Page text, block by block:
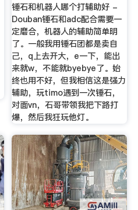
锤石和机器人哪个打辅助好 -
Douban锤石和adc配合需要一
定磨合，机器人的辅助简单明
了。一般我用锤石团都是卖自
己，q上去开大，e一下，能出
来就w，不能就byebye了。始
终也用不好，但我相信这是强力
辅助，玩timo遇到一次锤石，
对面vn，石哥带领我把下路打
爆，然后我狂玩他灯。